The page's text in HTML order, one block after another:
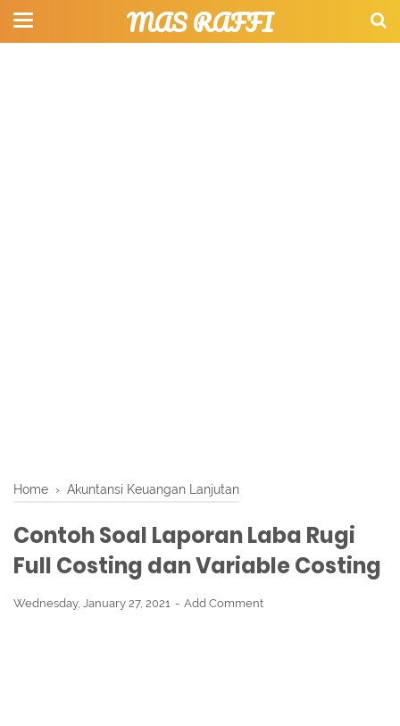
MAS RAFFI
Home › Akuntansi Keuangan Lanjutan
Contoh Soal Laporan Laba Rugi
Full Costing dan Variable Costing
Wednesday, January 27, 2021 Add Comment